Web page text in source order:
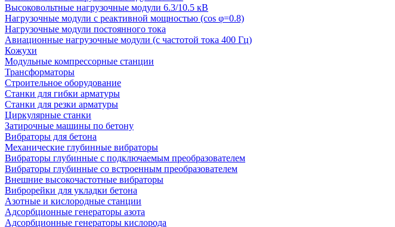
Высоковольтные нагрузочные модули 6.3/10.5 кВ
Нагрузочные модули с реактивной мощностью (cos φ=0.8)
Нагрузочные модули постоянного тока
Авиационные нагрузочные модули (с частотой тока 400 Гц)
Кожухи
Модульные компрессорные станции
Трансформаторы
Строительное оборудование
Станки для гибки арматуры
Станки для резки арматуры
Циркулярные станки
Затирочные машины по бетону
Вибраторы для бетона
Механические глубинные вибраторы
Вибраторы глубинные с подключаемым преобразователем
Вибраторы глубинные со встроенным преобразователем
Внешние высокочастотные вибраторы
Виброрейки для укладки бетона
Азотные и кислородные станции
Адсорбционные генераторы азота
Адсорбционные генераторы кислорода